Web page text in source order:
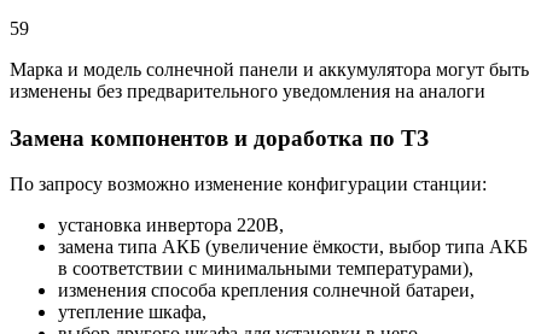
59
Марка и модель солнечной панели и аккумулятора могут быть
изменены без предварительного уведомления на аналоги
Замена компонентов и доработка по ТЗ
По запросу возможно изменение конфигурации станции:
установка инвертора 220В,
замена типа АКБ (увеличение ёмкости, выбор типа АКБ
в соответствии с минимальными температурами),
изменения способа крепления солнечной батареи,
утепление шкафа,